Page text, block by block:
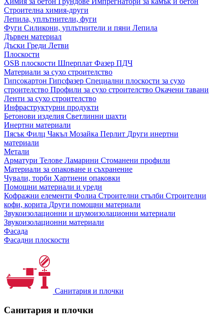
Строителна химия-други
Лепила, уплътнители, фуги
Фуги Силикони, уплътнители и пяни Лепила
Дървен материал
Дъски Греди Летви
Плоскости
OSB плоскости Шперплат Фазер ПДЧ
Материали за сухо строителство
Гипсокартон Гипсфазер Специални плоскости за сухо
строителство Профили за сухо строителство Окачени тавани
Ленти за сухо строителство
Инфраструктурни продукти
Бетонови изделия Светлинни шахти
Инертни материали
Пясък Филц Чакъл Мозайкa Перлит Други инертни
материали
Метали
Арматури Телове Ламарини Стоманени профили
Материали за опаковане и съхранение
Чували, торби Хартиени опаковки
Помощни материали и уреди
Кофражни елементи Фолиа Строителни стълби Строителни
кофи, корита Други помощни материали
Звукоизолационни и шумоизолационни материали
Звукоизолационни материали
Фасада
Фасадни плоскости
Санитария и плочки
Санитария и плочки